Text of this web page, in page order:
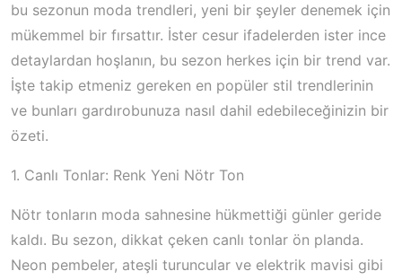
bu sezonun moda trendleri, yeni bir şeyler denemek için
mükemmel bir fırsattır. İster cesur ifadelerden ister ince
detaylardan hoşlanın, bu sezon herkes için bir trend var.
İşte takip etmeniz gereken en popüler stil trendlerinin
ve bunları gardırobunuza nasıl dahil edebileceğinizin bir
özeti.
1. Canlı Tonlar: Renk Yeni Nötr Ton
Nötr tonların moda sahnesine hükmettiği günler geride
kaldı. Bu sezon, dikkat çeken canlı tonlar ön planda.
Neon pembeler, ateşli turuncular ve elektrik mavisi gibi